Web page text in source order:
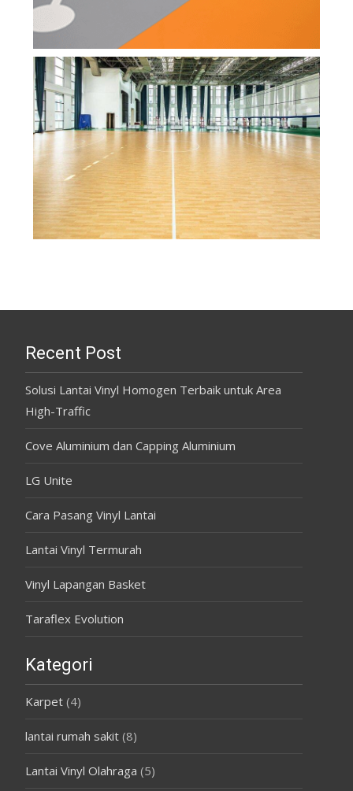
Recent Post
Solusi Lantai Vinyl Homogen Terbaik untuk Area
High-Traffic
Cove Aluminium dan Capping Aluminium
LG Unite
Cara Pasang Vinyl Lantai
Lantai Vinyl Termurah
Vinyl Lapangan Basket
Taraflex Evolution
Kategori
Karpet (4)
lantai rumah sakit (8)
Lantai Vinyl Olahraga (5)